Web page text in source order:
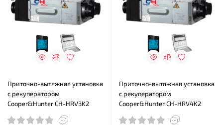
Приточно-вытяжная установка
с рекуператором
Cooper&Hunter CH-HRV3K2
Приточно-вытяжная установка
с рекуператором
Cooper&Hunter CH-HRV4K2